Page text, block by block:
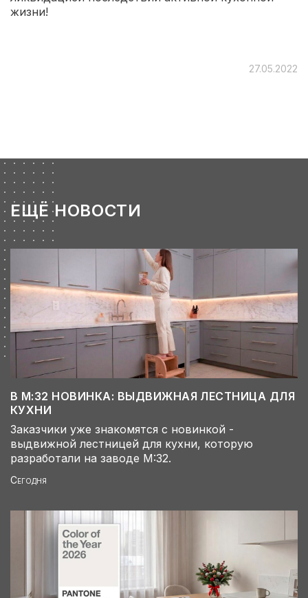
жизни!
27.05.2022
ЕЩЁ НОВОСТИ
В М:32 НОВИНКА: ВЫДВИЖНАЯ ЛЕСТНИЦА ДЛЯ
КУХНИ
Заказчики уже знакомятся с новинкой -
выдвижной лестницей для кухни, которую
разработали на заводе М:32.
Сегодня